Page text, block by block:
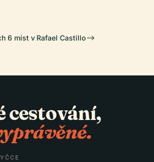
6 míst v Rafael Castillo
cestování,